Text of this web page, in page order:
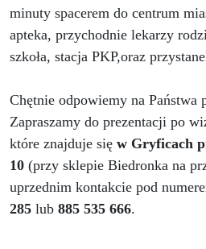
minuty spacerem do centrum
apteka, przychodnie lekarzy
szkoła, stacja PKP,oraz
Chętnie odpowiemy na Państwa
Zapraszamy do prezentacji po
które znajduje się w Gryficach
10 (przy sklepie Biedronka na
uprzednim kontakcie pod
285 lub 885 535 666.